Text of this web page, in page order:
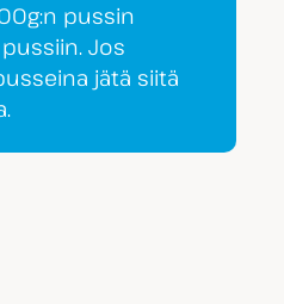
pussin
Jos
jätä siitä